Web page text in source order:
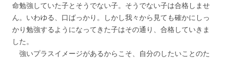
命勉強していた子とそうでない子。そうでない子は合格しませ
ん。いわゆる、口ばっかり。しかし我々から見ても確かにしっ
かり勉強するようになってきた子はその通り、合格していきま
した。
強いプラスイメージがあるからこそ、自分のしたいことのた